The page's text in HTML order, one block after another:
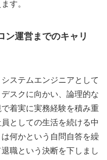
す。
ン運営までのキャリ
ステムエンジニアとして
スクに向かい、論理的な
着実に実務経験を積み重
としての生活を続ける中
何かという自問自答を繰
職という決断を下しまし